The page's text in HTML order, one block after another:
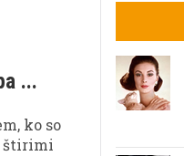
...
ko so
štirimi